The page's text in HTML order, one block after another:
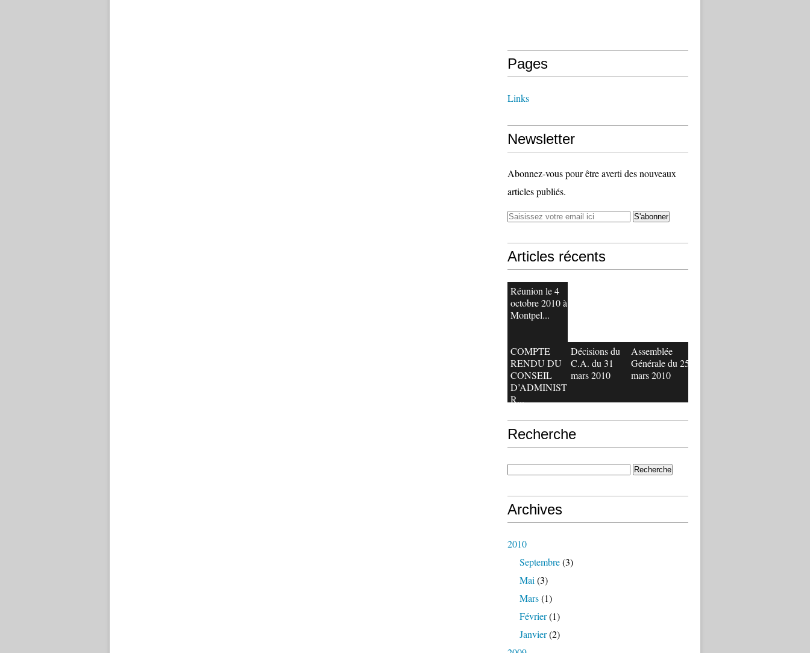
Pages
Links
Newsletter
Abonnez-vous pour être averti des nouveaux
articles publiés.
Articles récents
Réunion le 4
octobre 2010 à
Montpel...
COMPTE
RENDU DU
CONSEIL
D’ADMINIST
R...
Décisions du
C.A. du 31
mars 2010
Assemblée
Générale du 25
mars 2010
Recherche
Archives
2010
Septembre(3)
Mai (3)
Mars(1)
Février(1)
Janvier(2)